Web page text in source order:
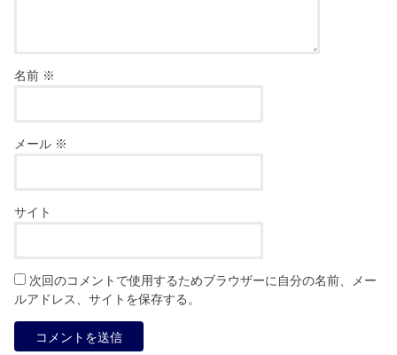
名前 ※
メール ※
サイト
次回のコメントで使用するためブラウザーに自分の名前、メー
ルアドレス、サイトを保存する。